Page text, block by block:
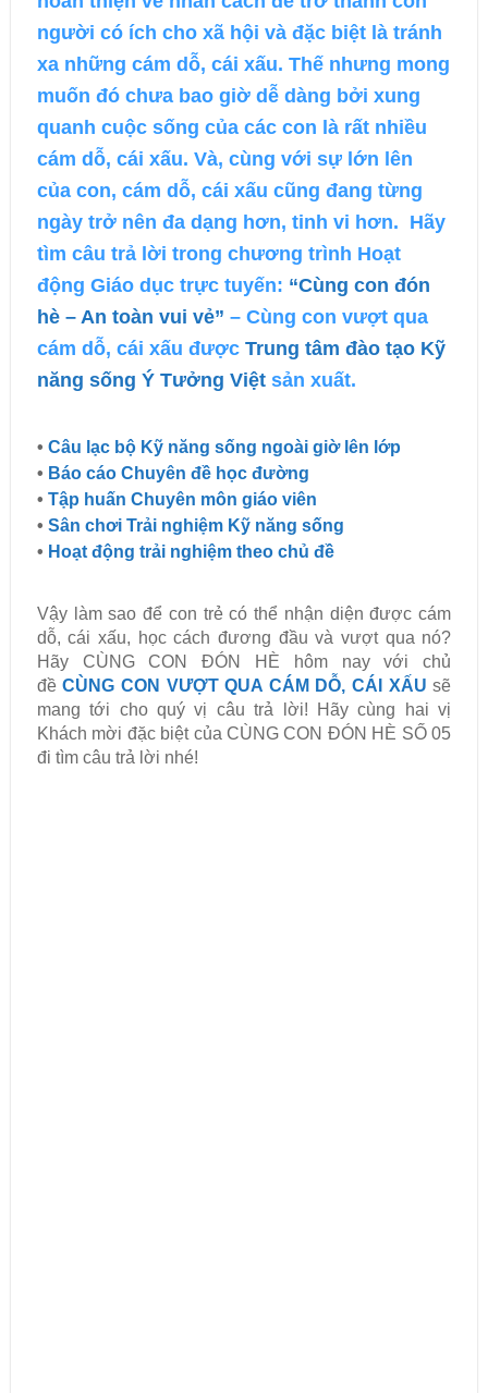
người có ích cho xã hội và đặc biệt là tránh
xa những cám dỗ, cái xấu. Thế nhưng mong
muốn đó chưa bao giờ dễ dàng bởi xung
quanh cuộc sống của các con là rất nhiều
cám dỗ, cái xấu. Và, cùng với sự lớn lên
của con, cám dỗ, cái xấu cũng đang từng
ngày trở nên đa dạng hơn, tinh vi hơn. Hãy
tìm câu trả lời trong chương trình Hoạt
động Giáo dục trực tuyến: “Cùng con đón
hè – An toàn vui vẻ” – Cùng con vượt qua
cám dỗ, cái xấu được Trung tâm đào tạo Kỹ
năng sống Ý Tưởng Việtsản xuất.
• Câu lạc bộ Kỹ năng sống ngoài giờ lên lớp
• Báo cáo Chuyên đề học đường
• Tập huấn Chuyên môn giáo viên
• Sân chơi Trải nghiệm Kỹ năng sống
• Hoạt động trải nghiệm theo chủ đề
Vậy làm sao để con trẻ có thể nhận diện được cám
dỗ, cái xấu, học cách đương đầu và vượt qua nó?
Hãy CÙNG CON ĐÓN HÈ hôm nay với chủ
đềCÙNG CON VƯỢT QUA CÁM DỖ, CÁI XẤU sẽ
mang tới cho quý vị câu trả lời! Hãy cùng hai vị
Khách mời đặc biệt của CÙNG CON ĐÓN HÈ SỐ 05
đi tìm câu trả lời nhé!